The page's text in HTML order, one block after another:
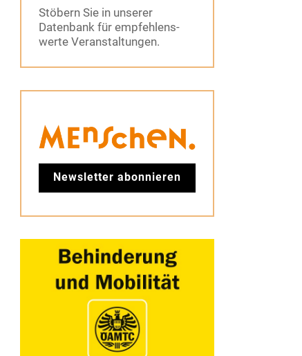
Stöbern Sie in unserer
Datenbank für empfehlens-
werte Veranstaltungen.
Newsletter abonnieren